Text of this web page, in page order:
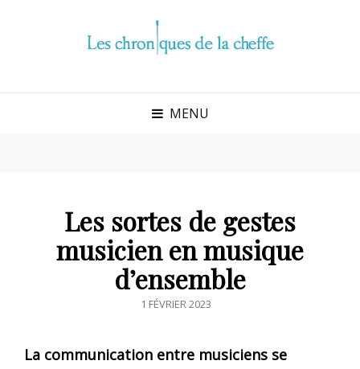
MENU
Les sortes de gestes
musicien en musique
d’ensemble
POSTED
1 FÉVRIER 2023
La communication entre musiciens se